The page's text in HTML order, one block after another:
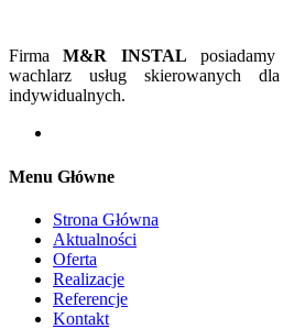
FirmaM&R INSTAL
wachlarz usług skierowanych
indywidualnych.
Menu Główne
Strona Główna
Aktualności
Oferta
Realizacje
Referencje
Kontakt